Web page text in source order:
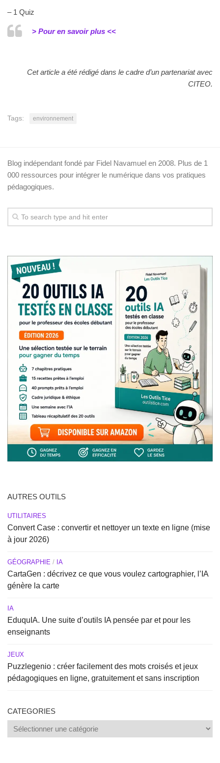
– 1 Quiz
> Pour en savoir plus <<
Cet article a été rédigé dans le cadre d’un partenariat avec
CITEO.
Tags: environnement
Blog indépendant fondé par Fidel Navamuel en 2008. Plus de 1
000 ressources pour intégrer le numérique dans vos pratiques
pédagogiques.
AUTRES OUTILS
UTILITAIRES
Convert Case : convertir et nettoyer un texte en ligne (mise
à jour 2026)
GÉOGRAPHIE / IA
CartaGen : décrivez ce que vous voulez cartographier, l’IA
génère la carte
IA
EduquIA. Une suite d’outils IA pensée par et pour les
enseignants
JEUX
Puzzlegenio : créer facilement des mots croisés et jeux
pédagogiques en ligne, gratuitement et sans inscription
CATEGORIES
Categories